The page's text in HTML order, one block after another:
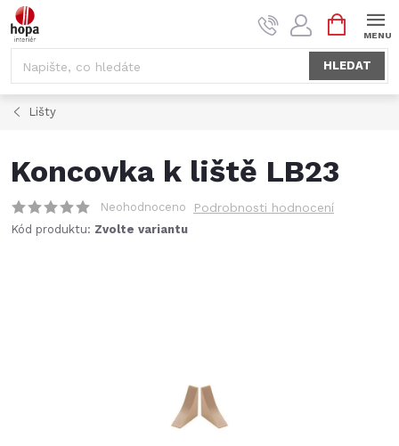
Přejít
na
HLEDAT
NÁKUPNÍ
KOŠÍK
Lišty
Koncovka k liště LB23
Neohodnoceno Podrobnosti hodnocení
Kód produktu: Zvolte variantu